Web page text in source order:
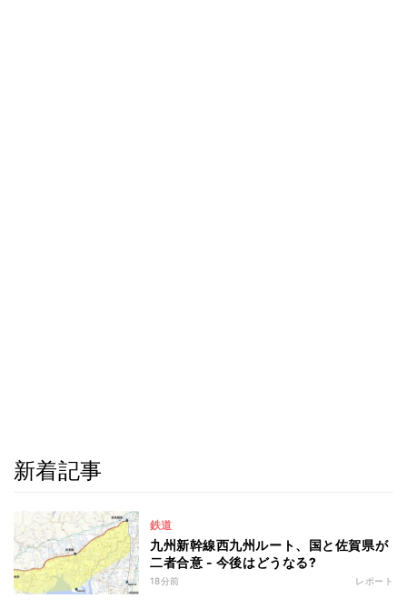
新着記事
鉄道
九州新幹線西九州ルート、国と佐賀県が
二者合意 - 今後はどうなる?
18分前 レポート